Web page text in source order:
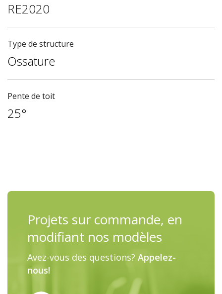
RE2020
Type de structure
Ossature
Pente de toit
25°
Projets sur commande, en
modifiant nos modèles
Avez-vous des questions? Appelez-
nous!